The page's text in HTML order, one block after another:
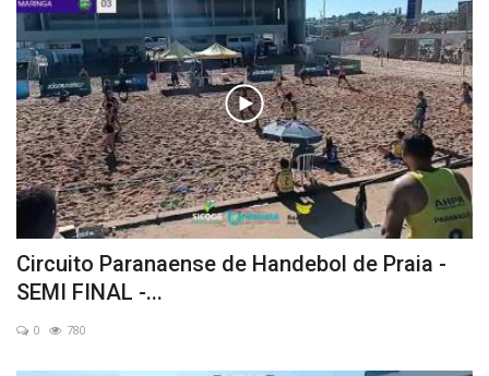
Circuito Paranaense de Handebol de Praia -
SEMI FINAL -...
0 780